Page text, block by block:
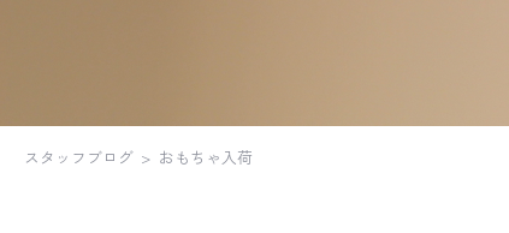
スタッフブログ おもちゃ入荷